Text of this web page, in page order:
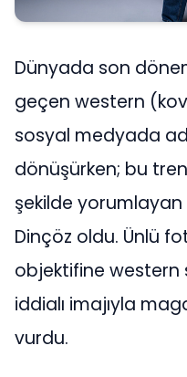
Dünyada son
geçen western
sosyal medyada
dönüşürken; bu
şekilde
Dinçöz oldu. Ünlü
objektifine western
iddialı imajıyla
vurdu.